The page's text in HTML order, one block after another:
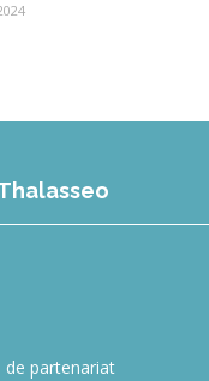
de partenariat